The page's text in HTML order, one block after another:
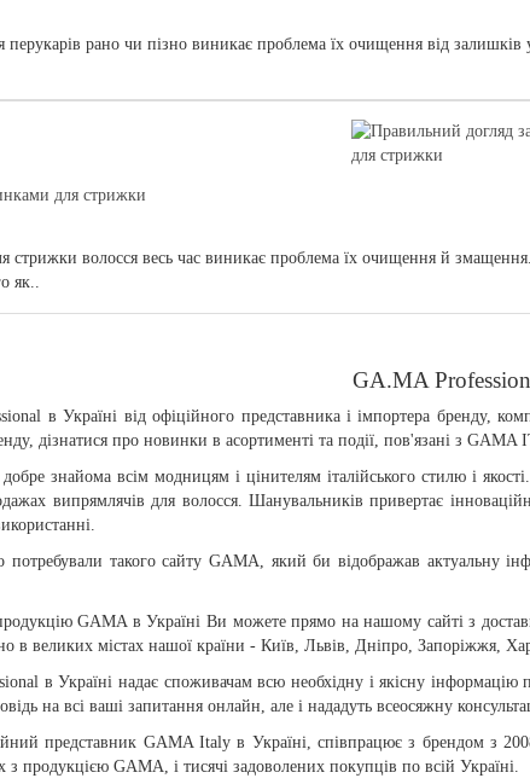
перукарів рано чи пізно виникає проблема їх очищення від
для стрижки
стрижки волосся весь час виникає проблема їх очищення й
як..
GA.MA
в Україні від офіційного представника і імпортера бренду,
дізнатися про новинки в асортименті та події, пов'язані з GAMA
знайома всім модницям і цінителям італійського стилю і
випрямлячів для волосся. Шанувальників привертає
такого сайту GAMA, який би відображав актуальну
GAMA в Україні Ви можете прямо на нашому сайті з
в великих містах нашої країни - Київ, Львів, Дніпро, Запоріжжя,
в Україні надає споживачам всю необхідну і якісну
на всі ваші запитання онлайн, але і нададуть всеосяжну
представник GAMA Italy в Україні, співпрацює з брендом з
з продукцією GAMA, і тисячі задоволених покупців по всій Україні.